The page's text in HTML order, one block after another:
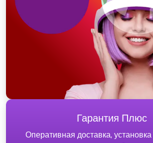
Гарантия Плюс
Оперативная доставка,